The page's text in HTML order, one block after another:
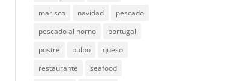
marisco
navidad
pescado
pescado al horno
portugal
postre
pulpo
queso
restaurante
seafood